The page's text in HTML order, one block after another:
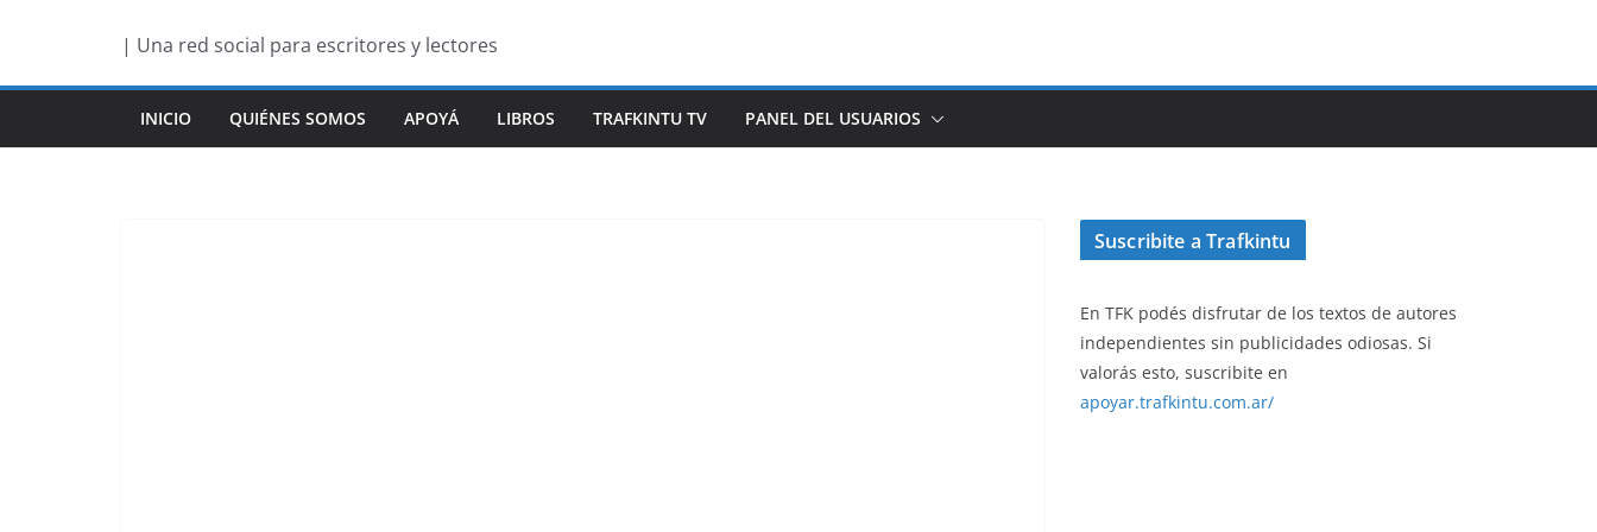
contenido
| Una red social para escritores y lectores
INICIO QUIÉNES SOMOS APOYÁ LIBROS TRAFKINTU TV PANEL DEL USUARIOS
Suscribite a Trafkintu
En TFK podés disfrutar de los textos de autores
independientes sin publicidades odiosas. Si
valorás esto, suscribite en
apoyar.trafkintu.com.ar/